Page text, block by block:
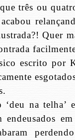
três ou
Quer
escrito por
‘deu na telha’